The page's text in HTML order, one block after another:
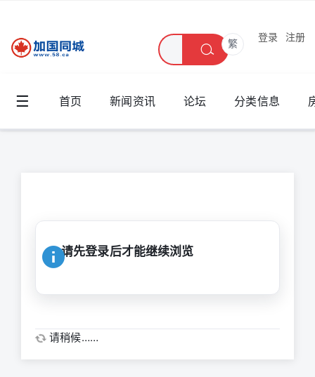
繁
登录 注册
☰ 首页 新闻资讯 论坛 分类信息
请先登录后才能继续浏览
请稍候……